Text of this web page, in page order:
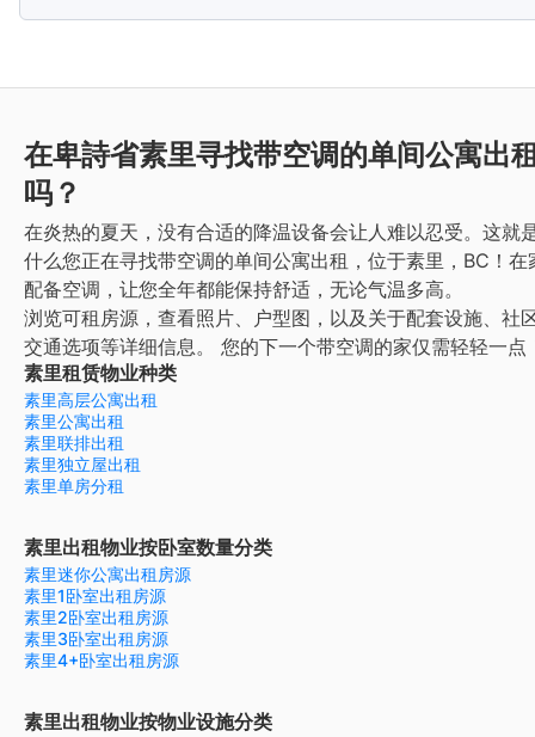
在卑詩省素里寻找带空调的单间公寓出
吗？
在炎热的夏天，没有合适的降温设备会让人难以忍受。这就
什么您正在寻找带空调的单间公寓出租，位于素里，BC！在
配备空调，让您全年都能保持舒适，无论气温多高。
浏览可租房源，查看照片、户型图，以及关于配套设施、社
交通选项等详细信息。
您的下一个带空调的家仅需轻轻一点
素里租赁物业种类
素里高层公寓出租
素里公寓出租
素里联排出租
素里独立屋出租
素里单房分租
素里出租物业按卧室数量分类
素里迷你公寓出租房源
素里1卧室出租房源
素里2卧室出租房源
素里3卧室出租房源
素里4+卧室出租房源
素里出租物业按物业设施分类